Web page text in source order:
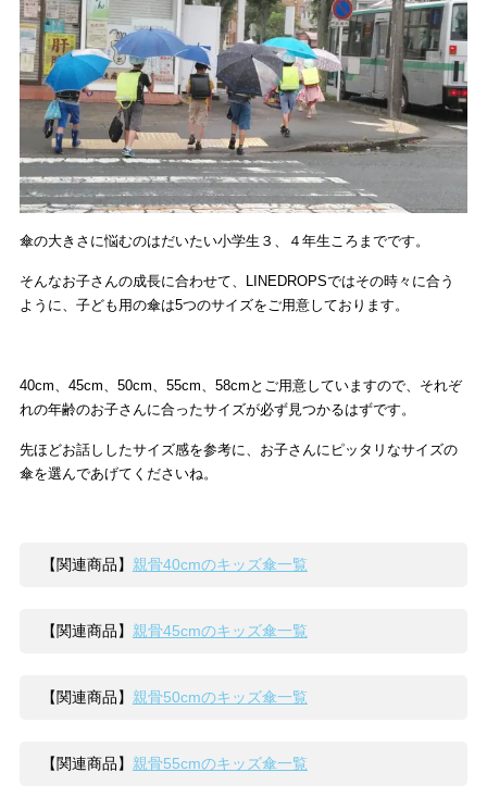
傘の大きさに悩むのはだいたい小学生３、４年生ころまでです。
そんなお子さんの成長に合わせて、LINEDROPSではその時々に合う
ように、子ども用の傘は5つのサイズをご用意しております。
40cm、45cm、50cm、55cm、58cmとご用意していますので、それぞ
れの年齢のお子さんに合ったサイズが必ず見つかるはずです。
先ほどお話ししたサイズ感を参考に、お子さんにピッタリなサイズの
傘を選んであげてくださいね。
【関連商品】 親骨40cmのキッズ傘一覧
【関連商品】 親骨45cmのキッズ傘一覧
【関連商品】 親骨50cmのキッズ傘一覧
【関連商品】 親骨55cmのキッズ傘一覧